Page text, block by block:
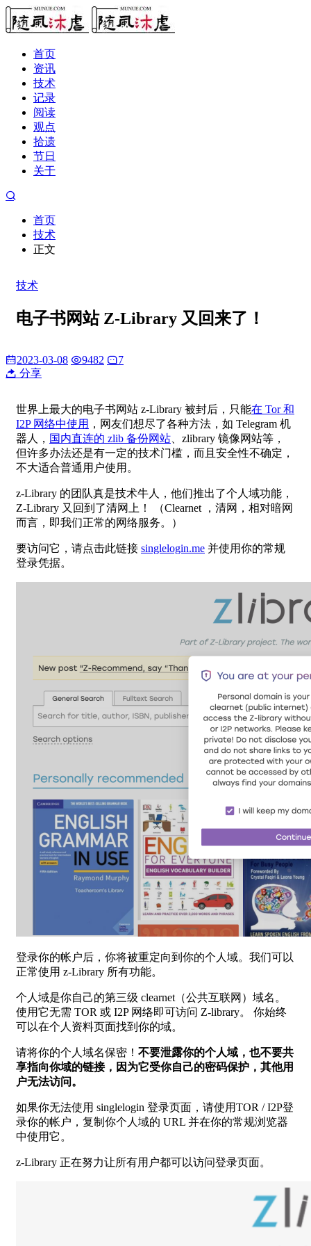
首页
资讯
技术
记录
阅读
观点
拾遗
节日
关于
首页
技术
正文
技术
电子书网站 Z-Library 又回来了！
2023-03-08 9482
7
分享
世界上最大的电子书网站 z-Library 被封后，只能在 Tor 和
I2P 网络中使用 ，网友们想尽了各种方法，如 Telegram 机
器人， 国内直连的 zlib 备份网站 、zlibrary 镜像网站等，
但许多办法还是有一定的技术门槛，而且安全性不确定，
不大适合普通用户使用。
z-Library 的团队真是技术牛人，他们推出了个人域功能，
Z-Library 又回到了清网上！ （Clearnet ，清网，相对暗网
而言，即我们正常的网络服务。）
要访问它，请点击此链接 singlelogin.me 并使用你的常规
登录凭据。
登录你的帐户后，你将被重定向到你的个人域。我们可以
正常使用 z-Library 所有功能。
个人域是你自己的第三级 clearnet（公共互联网）域名。
使用它无需 TOR 或 I2P 网络即可访问 Z-library。 你始终
可以在个人资料页面找到你的域。
请将你的个人域名保密！ 不要泄露你的个人域，也不要共
享指向你域的链接，因为它受你自己的密码保护，其他用
户无法访问。
如果你无法使用 singlelogin 登录页面，请使用TOR / I2P登
录你的帐户，复制你个人域的 URL 并在你的常规浏览器
中使用它。
z-Library 正在努力让所有用户都可以访问登录页面。